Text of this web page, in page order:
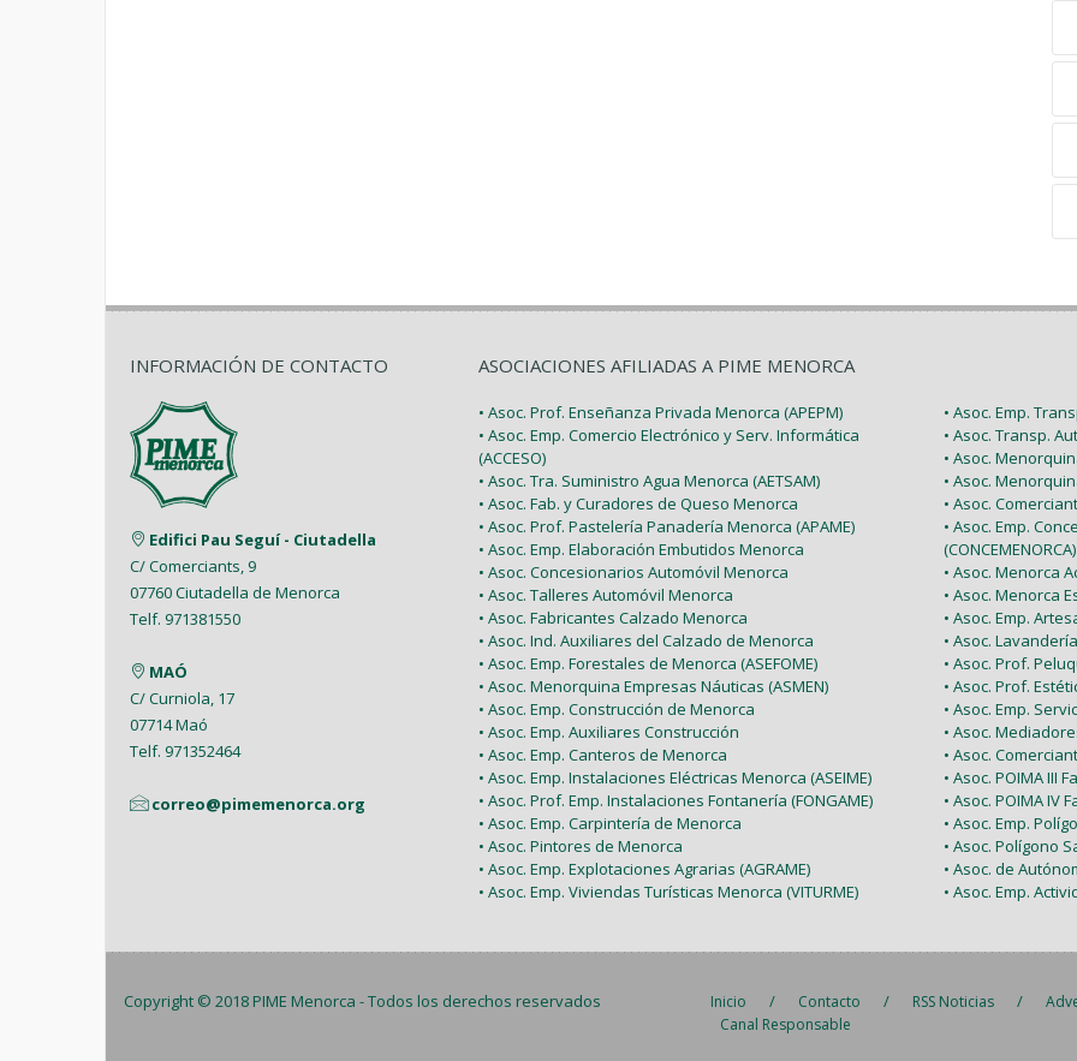
INFORMACIÓN DE CONTACTO
Edifici Pau Seguí - Ciutadella
C/ Comerciants, 9
07760 Ciutadella de Menorca
Telf. 971381550
MAÓ
C/ Curniola, 17
07714 Maó
Telf. 971352464
correo@pimemenorca.org
ASOCIACIONES AFILIADAS A PIME MENORCA
• Asoc. Prof. Enseñanza Privada Menorca (APEPM)
• Asoc. Emp. Comercio Electrónico y Serv. Informática
(ACCESO)
• Asoc. Tra. Suministro Agua Menorca (AETSAM)
• Asoc. Fab. y Curadores de Queso Menorca
• Asoc. Prof. Pastelería Panadería Menorca (APAME)
• Asoc. Emp. Elaboración Embutidos Menorca
• Asoc. Concesionarios Automóvil Menorca
• Asoc. Talleres Automóvil Menorca
• Asoc. Fabricantes Calzado Menorca
• Asoc. Ind. Auxiliares del Calzado de Menorca
• Asoc. Emp. Forestales de Menorca (ASEFOME)
• Asoc. Menorquina Empresas Náuticas (ASMEN)
• Asoc. Emp. Construcción de Menorca
• Asoc. Emp. Auxiliares Construcción
• Asoc. Emp. Canteros de Menorca
• Asoc. Emp. Instalaciones Eléctricas Menorca (ASEIME)
• Asoc. Prof. Emp. Instalaciones Fontanería (FONGAME)
• Asoc. Emp. Carpintería de Menorca
• Asoc. Pintores de Menorca
• Asoc. Emp. Explotaciones Agrarias (AGRAME)
• Asoc. Emp. Viviendas Turísticas Menorca (VITURME)
• Asoc. Emp.
• Asoc. Transp.
• Asoc.
• Asoc.
• Asoc.
• Asoc. Emp.
(CONCEMENORCA)
• Asoc. Menorca
• Asoc. Menorca
• Asoc. Emp.
• Asoc.
• Asoc. Prof.
• Asoc. Prof.
• Asoc. Emp.
• Asoc.
• Asoc.
• Asoc. POIMA III
• Asoc. POIMA IV
• Asoc. Emp.
• Asoc. Polígono
• Asoc. de
• Asoc. Emp.
Copyright © 2018PIME Menorca - Todos los derechos reservados Inicio / Contacto / RSS Noticias /
Canal Responsable